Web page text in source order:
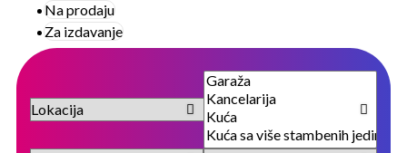
Na prodaju
Za izdavanje